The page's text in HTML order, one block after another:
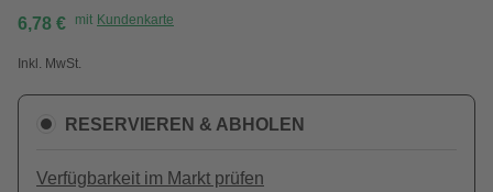
6,78 € mit Kundenkarte
Inkl. MwSt.
RESERVIEREN & ABHOLEN
Verfügbarkeit im Markt prüfen